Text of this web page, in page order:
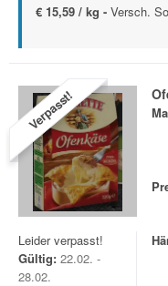
€ 15,59 / kg - Versch.
Verpasst!
Leider verpasst!
Gültig: 22.02. -
28.02.